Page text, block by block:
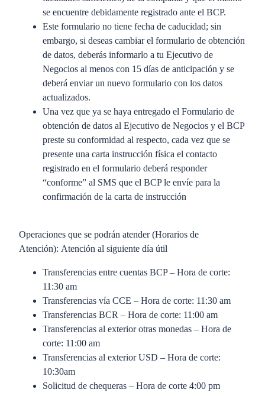
se encuentre debidamente registrado ante el BCP.
Este formulario no tiene fecha de caducidad; sin
embargo, si deseas cambiar el formulario de obtención
de datos, deberás informarlo a tu Ejecutivo de
Negocios al menos con 15 días de anticipación y se
deberá enviar un nuevo formulario con los datos
actualizados.
Una vez que ya se haya entregado el Formulario de
obtención de datos al Ejecutivo de Negocios y el BCP
preste su conformidad al respecto, cada vez que se
presente una carta instrucción física el contacto
registrado en el formulario deberá responder
“conforme” al SMS que el BCP le envíe para la
confirmación de la carta de instrucción
Operaciones que se podrán atender (Horarios de
Atención): Atención al siguiente día útil
Transferencias entre cuentas BCP – Hora de corte:
11:30 am
Transferencias vía CCE – Hora de corte: 11:30 am
Transferencias BCR – Hora de corte: 11:00 am
Transferencias al exterior otras monedas – Hora de
corte: 11:00 am
Transferencias al exterior USD – Hora de corte:
10:30am
Solicitud de chequeras – Hora de corte 4:00 pm